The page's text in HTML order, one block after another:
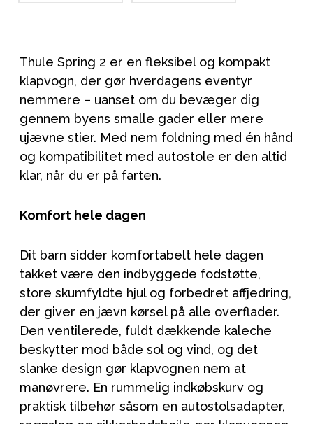
Thule Spring 2 er en fleksibel og kompakt
klapvogn, der gør hverdagens eventyr
nemmere – uanset om du bevæger dig
gennem byens smalle gader eller mere
ujævne stier. Med nem foldning med én hånd
og kompatibilitet med autostole er den altid
klar, når du er på farten.
Komfort hele dagen
Dit barn sidder komfortabelt hele dagen
takket være den indbyggede fodstøtte,
store skumfyldte hjul og forbedret affjedring,
der giver en jævn kørsel på alle overflader.
Den ventilerede, fuldt dækkende kaleche
beskytter mod både sol og vind, og det
slanke design gør klapvognen nem at
manøvrere. En rummelig indkøbskurv og
praktisk tilbehør såsom en autostolsadapter,